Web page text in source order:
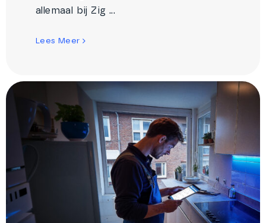
allemaal bij Zig ...
Lees Meer